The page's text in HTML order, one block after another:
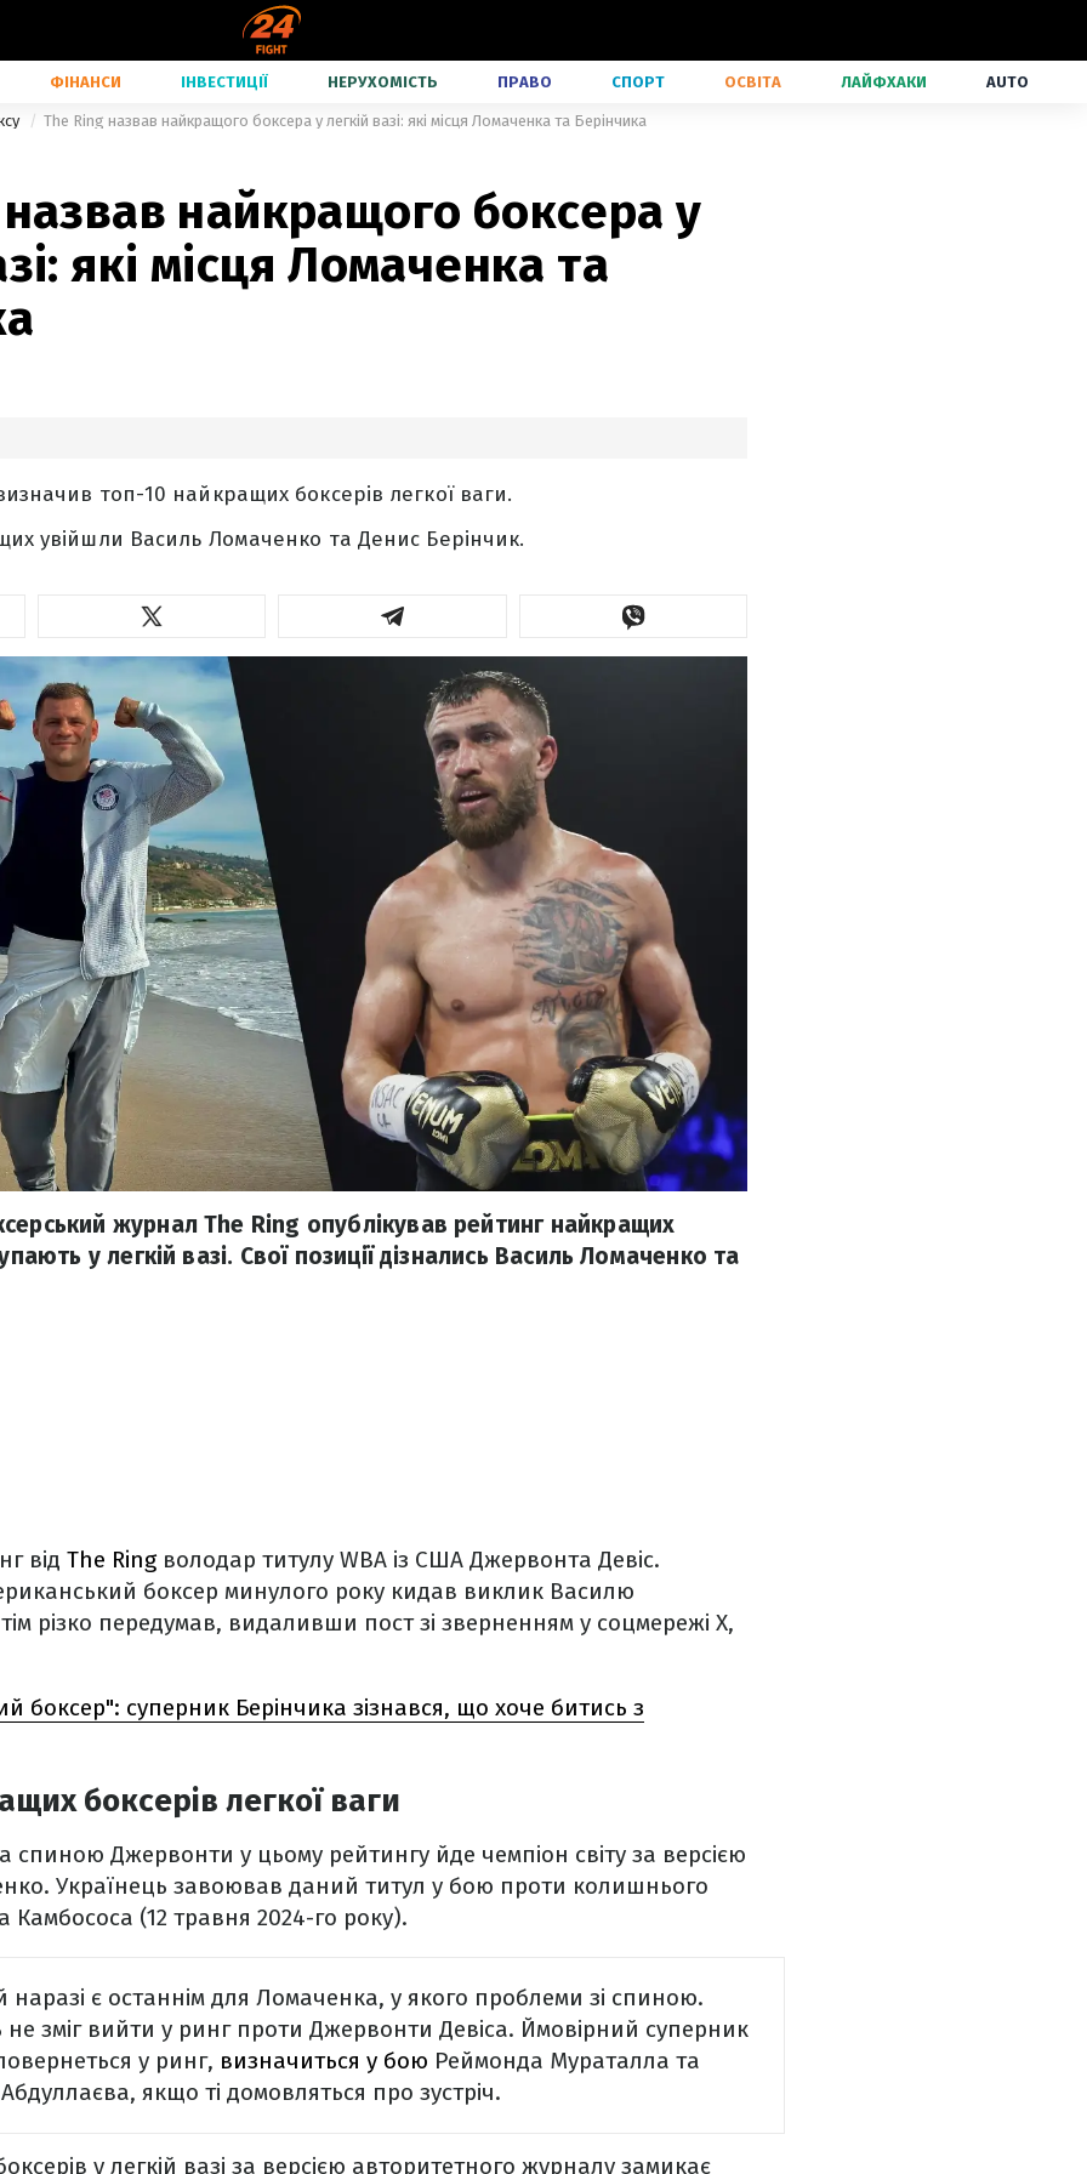
ФІНАНСИ ІНВЕСТИЦІЇ НЕРУХОМІСТЬ ПРАВО СПОРТ ОСВІТА ЛАЙФХАКИ AUTO
The Ring назвав найкращого боксера у легкій вазі: які місця Ломаченка та Берінчика
найкращого боксера у
які місця Ломаченка та
топ-10 найкращих боксерів легкої ваги.
увійшли Василь Ломаченко та Денис Берінчик.
журнал The Ring опублікував рейтинг найкращих
у легкій вазі. Свої позиції дізнались Василь Ломаченко та
від The Ringволодар титулу WBA із США Джервонта Девіс.
боксер минулого року кидав виклик Василю
різко передумав, видаливши пост зі зверненням у соцмережі Х,
боксер": суперник Берінчика зізнався, що хоче битись з
боксерів легкої ваги
спиною Джервонти у цьому рейтингу йде чемпіон світу за версією
Українець завоював даний титул у бою проти колишнього
(12 травня 2024-го року).
наразі є останнім для Ломаченка, у якого проблеми зі спиною.
не зміг вийти у ринг проти Джервонти Девіса. Ймовірний суперник
у ринг, визначиться у бою Реймонда Мураталла та
якщо ті домовляться про зустріч.
у легкій вазі за версією авторитетного журналу замикає